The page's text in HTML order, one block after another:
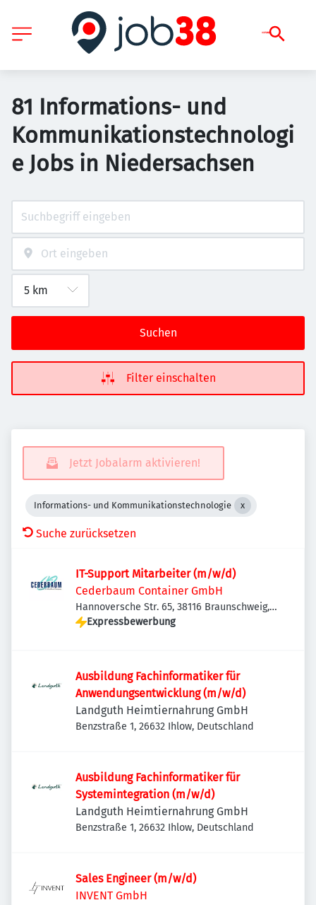
81 Informations- und
Kommunikationstechnologi
e Jobs in Niedersachsen
Suchen
Filter einschalten
Jetzt Jobalarm aktivieren!
Informations- und Kommunikationstechnologie
Suche zurücksetzen
IT-Support Mitarbeiter (m/w/d)
Cederbaum Container GmbH
Hannoversche Str. 65, 38116 Braunschweig,
Deutschland
Expressbewerbung
Ausbildung Fachinformatiker für
Anwendungsentwicklung (m/w/d)
Landguth Heimtiernahrung GmbH
Benzstraße 1, 26632 Ihlow, Deutschland
Ausbildung Fachinformatiker für
Systemintegration (m/w/d)
Landguth Heimtiernahrung GmbH
Benzstraße 1, 26632 Ihlow, Deutschland
Sales Engineer (m/w/d)
INVENT GmbH